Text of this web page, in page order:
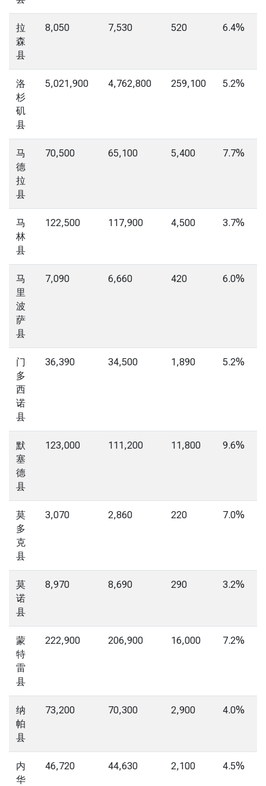
拉
森
县
8,050 7,530 520 6.4%
洛
杉
矶
县
5,021,900 4,762,800 259,100 5.2%
马
德
拉
县
70,500 65,100 5,400 7.7%
马
林
县
122,500 117,900 4,500 3.7%
马
里
波
萨
县
7,090 6,660 420 6.0%
门
多
西
诺
县
36,390 34,500 1,890 5.2%
默
塞
德
县
123,000 111,200 11,800 9.6%
莫
多
克
县
3,070 2,860 220 7.0%
莫
诺
县
8,970 8,690 290 3.2%
蒙
特
雷
县
222,900 206,900 16,000 7.2%
纳
帕
县
73,200 70,300 2,900 4.0%
内
华
46,720 44,630 2,100 4.5%